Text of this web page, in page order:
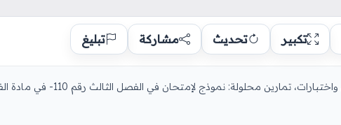
تكبير تحديث مشاركة تبليغ
مادة العلوم الفيزيائية للسنة الثالثة 3 ثانوي دروس مفصلة، فروض واختبارات، تمارين محلولة: نموذج